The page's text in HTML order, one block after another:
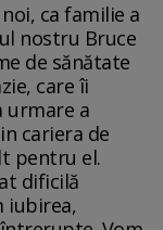
ca familie a
nostru Bruce
de sănătate
care îi
urmare a
cariera de
pentru el.
dificilă
iubirea,